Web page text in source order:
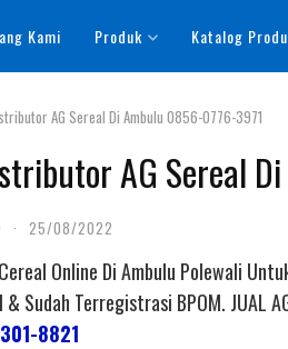
Kami Produk Katalog
AG Sereal Di Ambulu 0856-0776-3971
AG Sereal
· 25/08/2022
Online Di Ambulu Polewali
Sudah Terregistrasi BPOM. JUAL
8821